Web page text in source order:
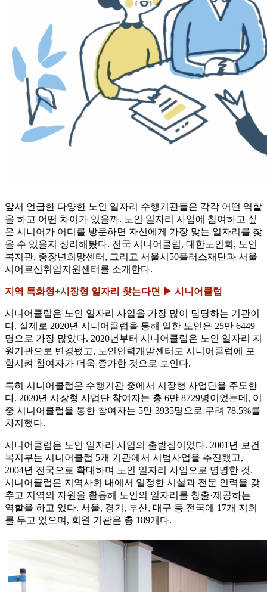
앞서 언급한 다양한 노인 일자리 수행기관들은 각각 어떤 역할
을 하고 어떤 차이가 있을까. 노인 일자리 사업에 참여하고 싶
은 시니어가 어디를 방문하면 자신에게 가장 맞는 일자리를 찾
을 수 있을지 정리해봤다. 전국 시니어클럽, 대한노인회, 노인
복지관, 중장년희망센터, 그리고 서울시50플러스재단과 서울
시어르신취업지원센터를 소개한다.
지역 특화형+시장형 일자리 찾는다면 ▶ 시니어클럽
시니어클럽은 노인 일자리 사업을 가장 많이 담당하는 기관이
다. 실제로 2020년 시니어클럽을 통해 일한 노인은 25만 6449
명으로 가장 많았다. 2020년부터 시니어클럽은 노인 일자리 지
원기관으로 변경됐고, 노인인력개발센터도 시니어클럽에 포
함시켜 참여자가 더욱 증가한 것으로 보인다.
특히 시니어클럽은 수행기관 중에서 시장형 사업단을 주도한
다. 2020년 시장형 사업단 참여자는 총 6만 8729명이었는데, 이
중 시니어클럽을 통한 참여자는 5만 3935명으로 무려 78.5%를
차지했다.
시니어클럽은 노인 일자리 사업의 출발점이었다. 2001년 보건
복지부는 시니어클럽 5개 기관에서 시범사업을 추진했고,
2004년 전국으로 확대하며 노인 일자리 사업으로 명명한 것.
시니어클럽은 지역사회 내에서 일정한 시설과 전문 인력을 갖
추고 지역의 자원을 활용해 노인의 일자리를 창출·제공하는
역할을 하고 있다. 서울, 경기, 부산, 대구 등 전국에 17개 지회
를 두고 있으며, 회원 기관은 총 189개다.